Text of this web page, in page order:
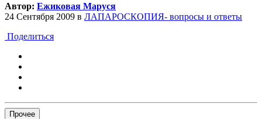
Автор: Ежиковая Маруся
24 Сентября 2009 в ЛАПАРОСКОПИЯ- вопросы и ответы
Поделиться
Прочее